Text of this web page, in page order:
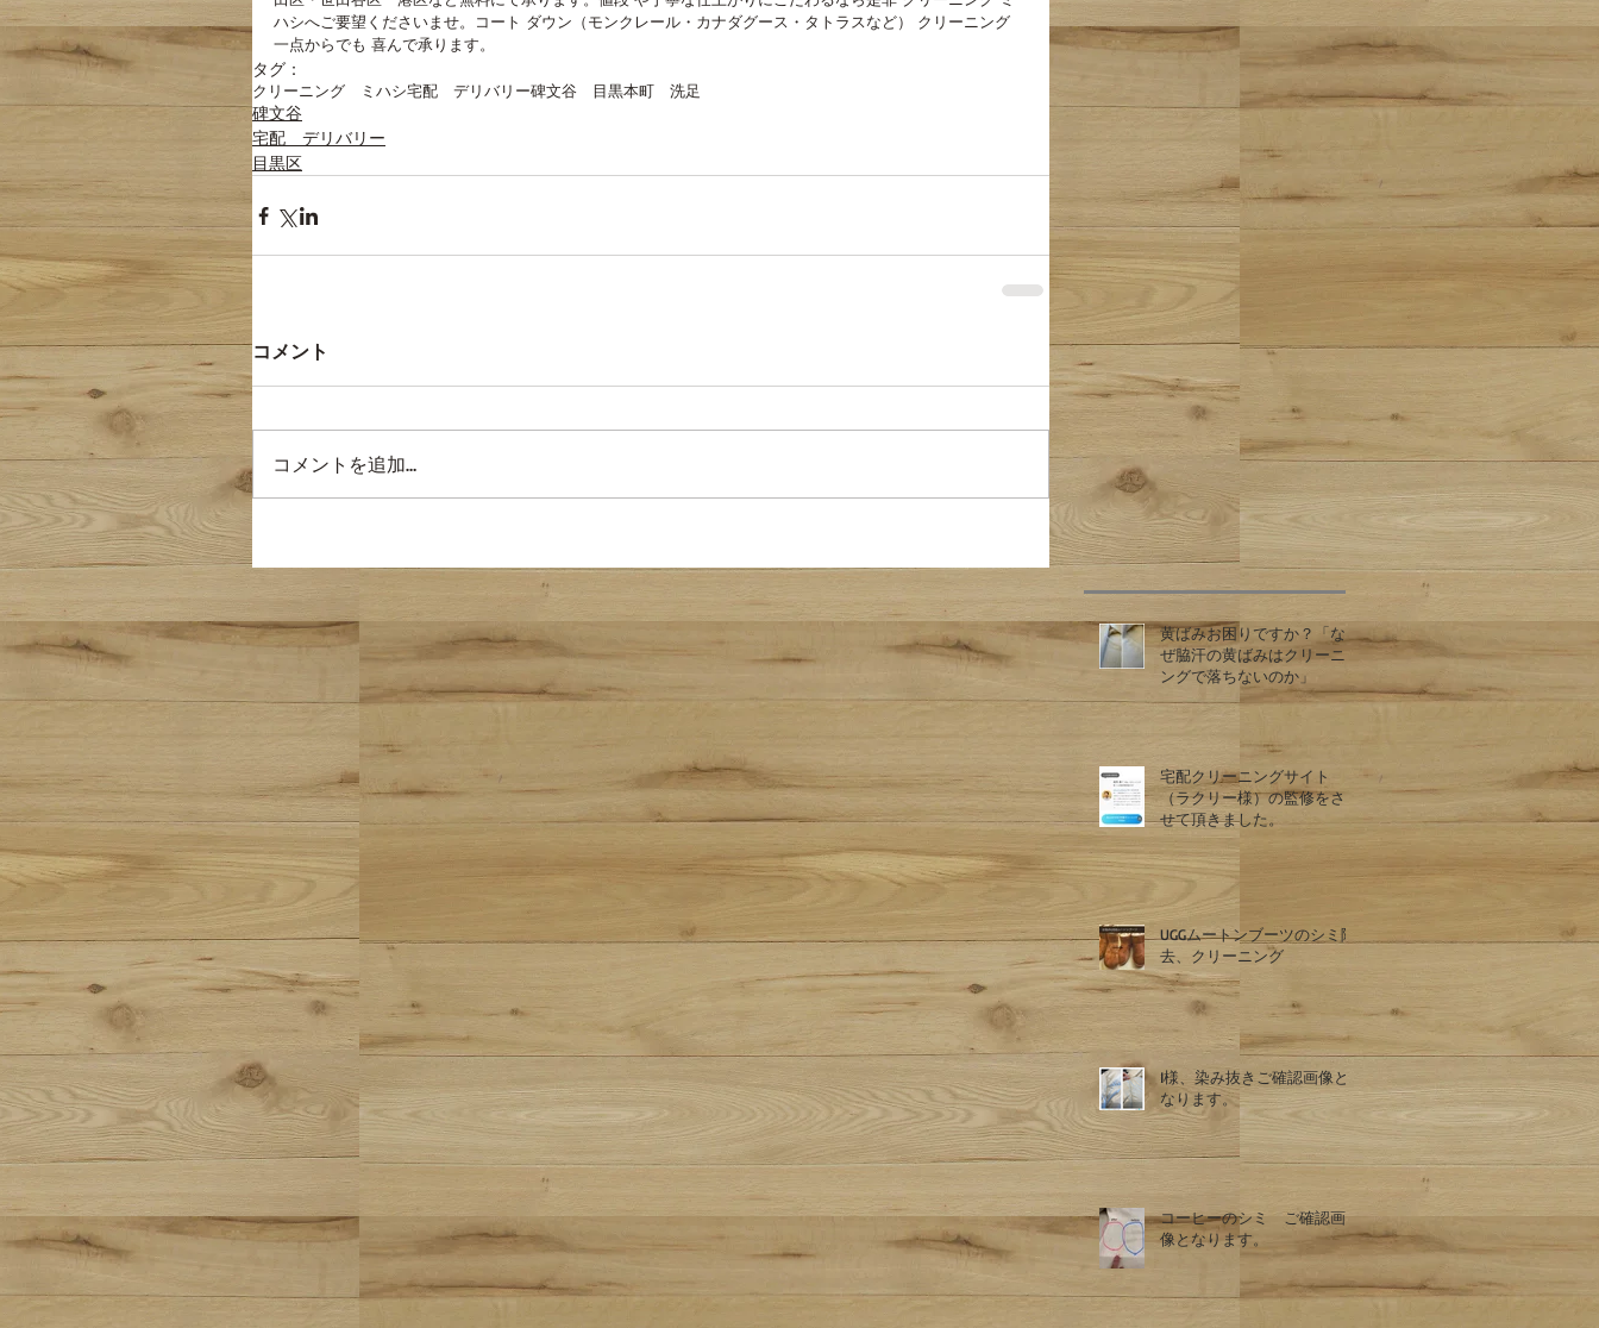
ハシへご要望くださいませ。コート ダウン（モンクレール・カナダグース・タトラスなど） クリーニング
一点からでも 喜んで承ります。
タグ：
クリーニング ミハシ宅配 デリバリー碑文谷 目黒本町 洗足
碑文谷
宅配 デリバリー
目黒区
コメント
コメントを追加…
黄ばみお困りですか？「な
ぜ脇汗の黄ばみはクリーニ
ングで落ちないのか」
宅配クリーニングサイト
（ラクリー様）の監修をさ
せて頂きました。
UGGムートンブーツのシミ除
去、クリーニング
I様、染み抜きご確認画像と
なります。
コーヒーのシミ ご確認画
像となります。